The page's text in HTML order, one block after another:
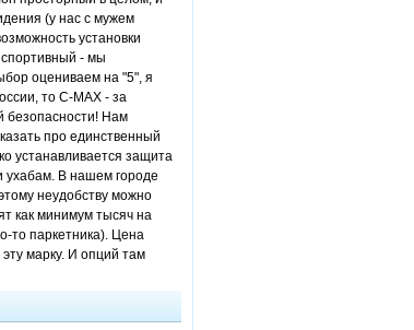
(у нас с мужем
установки
- мы
оцениваем на "5", я
то C-MAX - за
безопасности! Нам
про единственный
устанавливается защита
ухабам. В нашем городе
неудобству можно
как минимум тысяч на
то паркетника). Цена
марку. И опций там